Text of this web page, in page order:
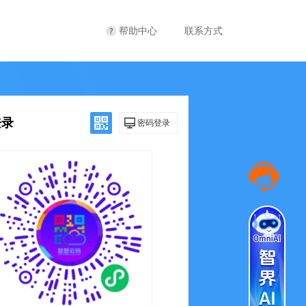
联系方式
帮助中心
密码登录